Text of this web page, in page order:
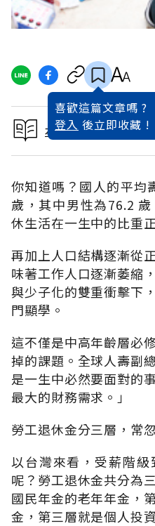
喜歡這篇文章嗎 ?
登入 後立即收藏 !
本文出自 2012 / 1
你知道嗎？國人的平均
歲，其中男性為76.2
休生活在一生中的比重
再加上人口結構逐漸從
味著工作人口逐漸萎縮
與少子化的雙重衝擊下
門顯學。
這不僅是中高年齡層必
掉的課題。全球人壽副
是一生中必然要面對的
最大的財務需求。」
勞工退休金分三層，常
以台灣來看，受薪階
呢？勞工退休金共分為
國民年金的老年年金，
金，第三層就是個人投